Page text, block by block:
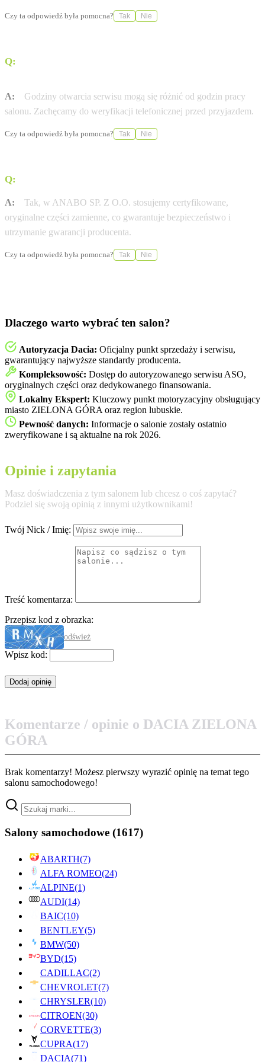
Czy ta odpowiedź była pomocna? Tak Nie
Q:
A:
Godziny otwarcia serwisu mogą się różnić od godzin pracy
salonu. Zachęcamy do weryfikacji telefonicznej przed przyjazdem.
Czy ta odpowiedź była pomocna? Tak Nie
Q:
A:
Tak, w ANABO SP. Z O.O. stosujemy certyfikowane,
oryginalne części zamienne, co gwarantuje bezpieczeństwo i
utrzymanie gwarancji producenta.
Czy ta odpowiedź była pomocna? Tak Nie
Dlaczego warto wybrać ten salon?
Autoryzacja Dacia: Oficjalny punkt sprzedaży i serwisu,
gwarantujący najwyższe standardy producenta.
Kompleksowość: Dostęp do autoryzowanego serwisu ASO,
oryginalnych części oraz dedykowanego finansowania.
Lokalny Ekspert: Kluczowy punkt motoryzacyjny obsługujący
miasto ZIELONA GÓRA oraz region lubuskie.
Pewność danych: Informacje o salonie zostały ostatnio
zweryfikowane i są aktualne na rok 2026.
Opinie i zapytania
Masz doświadczenia z tym salonem lub chcesz o coś zapytać?
Podziel się swoją opinią z innymi użytkownikami!
Twój Nick / Imię:
Treść komentarza:
Przepisz kod z obrazka:
odśwież
Wpisz kod:
Komentarze / opinie o DACIA ZIELONA
GÓRA
Brak komentarzy! Możesz pierwszy wyrazić opinię na temat tego
salonu samochodowego!
Salony samochodowe (1617)
ABARTH(7)
ALFA ROMEO(24)
ALPINE(1)
AUDI(14)
BAIC(10)
BENTLEY(5)
BMW(50)
BYD(15)
CADILLAC(2)
CHEVROLET(7)
CHRYSLER(10)
CITROEN(30)
CORVETTE(3)
CUPRA(17)
DACIA(71)